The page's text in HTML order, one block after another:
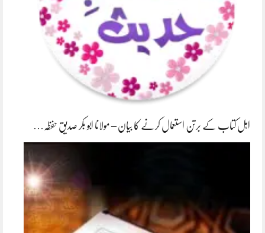
اہل کتاب کے برتن استعمال کرنے کا بیان – مولانا ابو بکر صدیق حفظہ…